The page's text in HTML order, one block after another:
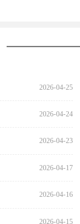
2026-04-25
2026-04-24
2026-04-23
2026-04-17
2026-04-16
2026-04-15